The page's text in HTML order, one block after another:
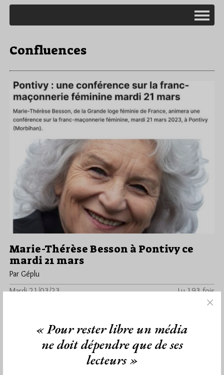
Confluences
Marie-Thérèse Besson à Pontivy ce
mardi 21 mars
Par Géplu
Mardi 21/03/23
Lu 193 fois
Le journal de Pontivy nous apprend que Marie-Thérèse Besson,
France (GLFF)…
Divers 0 commentaire
« Pour rester libre un média
ne doit dépendre que de ses
lecteurs »